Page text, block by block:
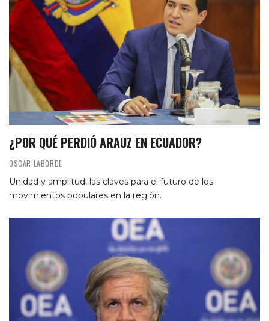
¿POR QUÉ PERDIÓ ARAUZ EN ECUADOR?
OSCAR LABORDE
Unidad y amplitud, las claves para el futuro de los
movimientos populares en la región.